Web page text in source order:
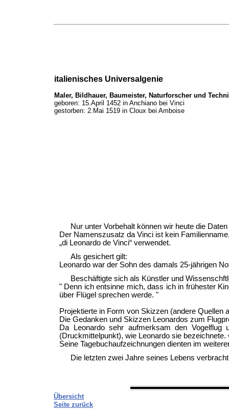
italienisches Universalgenie
Maler, Bildhauer, Baumeister, Naturforscher und
geboren: 15.April 1452 in Anchiano bei Vinci
gestorben: 2.Mai 1519 in Cloux bei Amboise
Nur unter Vorbehalt können wir heute die
Der Namenszusatz da Vinci ist kein
„di Leonardo de Vinci“ verwendet.
Als gesichert gilt:
Leonardo war der Sohn des damals 25-jährigen
Beschäftigte sich als Künstler und
" Denn ich entsinne mich, dass ich in frühester
über Flügel sprechen werde. "
Projektierte in Form von Skizzen (andere Quellen
Die Gedanken und Skizzen Leonardos zum
Da Leonardo sehr aufmerksam den Vogelflug
(Druckmittelpunkt), wie Leonardo sie bezeichnete.
Seine Tagebuchaufzeichnungen dienten im
Die letzten zwei Jahre seines Lebens
Übersicht
Seite zurück